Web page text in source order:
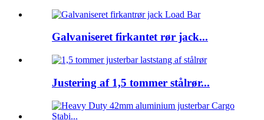
Galvaniseret firkantet rør jack...
Justering af 1,5 tommer stålrør...